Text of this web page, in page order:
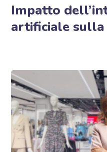
Impatto
artificiale